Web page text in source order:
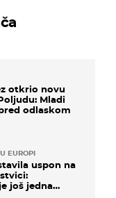
otkrio novu
Mladi
odlaskom
EUROPI
uspon na
još jedna